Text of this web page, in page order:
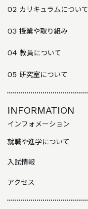
02 カリキュラムについて
03 授業や取り組み
04 教員について
05 研究室について
INFORMATION
インフォメーション
就職や進学について
入試情報
アクセス